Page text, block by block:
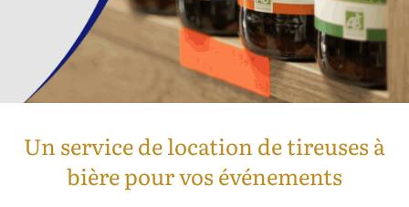
Un service de location de tireuses à
bière pour vos événements